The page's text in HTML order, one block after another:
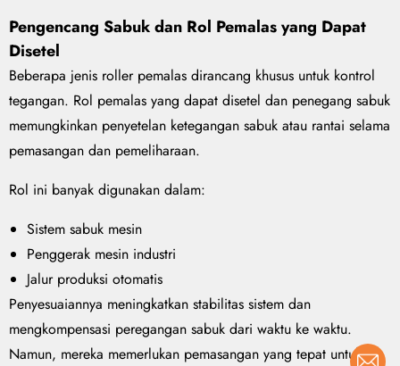
Pengencang Sabuk dan Rol Pemalas yang Dapat
Disetel
Beberapa jenis roller pemalas dirancang khusus untuk kontrol
tegangan. Rol pemalas yang dapat disetel dan penegang sabuk
memungkinkan penyetelan ketegangan sabuk atau rantai selama
pemasangan dan pemeliharaan.
Rol ini banyak digunakan dalam:
Sistem sabuk mesin
Penggerak mesin industri
Jalur produksi otomatis
Penyesuaiannya meningkatkan stabilitas sistem dan
mengkompensasi peregangan sabuk dari waktu ke waktu.
Namun, mereka memerlukan pemasangan yang tepat untuk